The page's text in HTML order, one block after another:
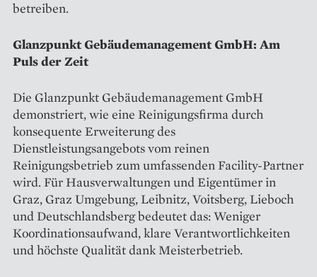
betreiben.
Glanzpunkt Gebäudemanagement GmbH: Am
Puls der Zeit
Die Glanzpunkt Gebäudemanagement GmbH
demonstriert, wie eine Reinigungsfirma durch
konsequente Erweiterung des
Dienstleistungsangebots vom reinen
Reinigungsbetrieb zum umfassenden Facility-Partner
wird. Für Hausverwaltungen und Eigentümer in
Graz, Graz Umgebung, Leibnitz, Voitsberg, Lieboch
und Deutschlandsberg bedeutet das: Weniger
Koordinationsaufwand, klare Verantwortlichkeiten
und höchste Qualität dank Meisterbetrieb.